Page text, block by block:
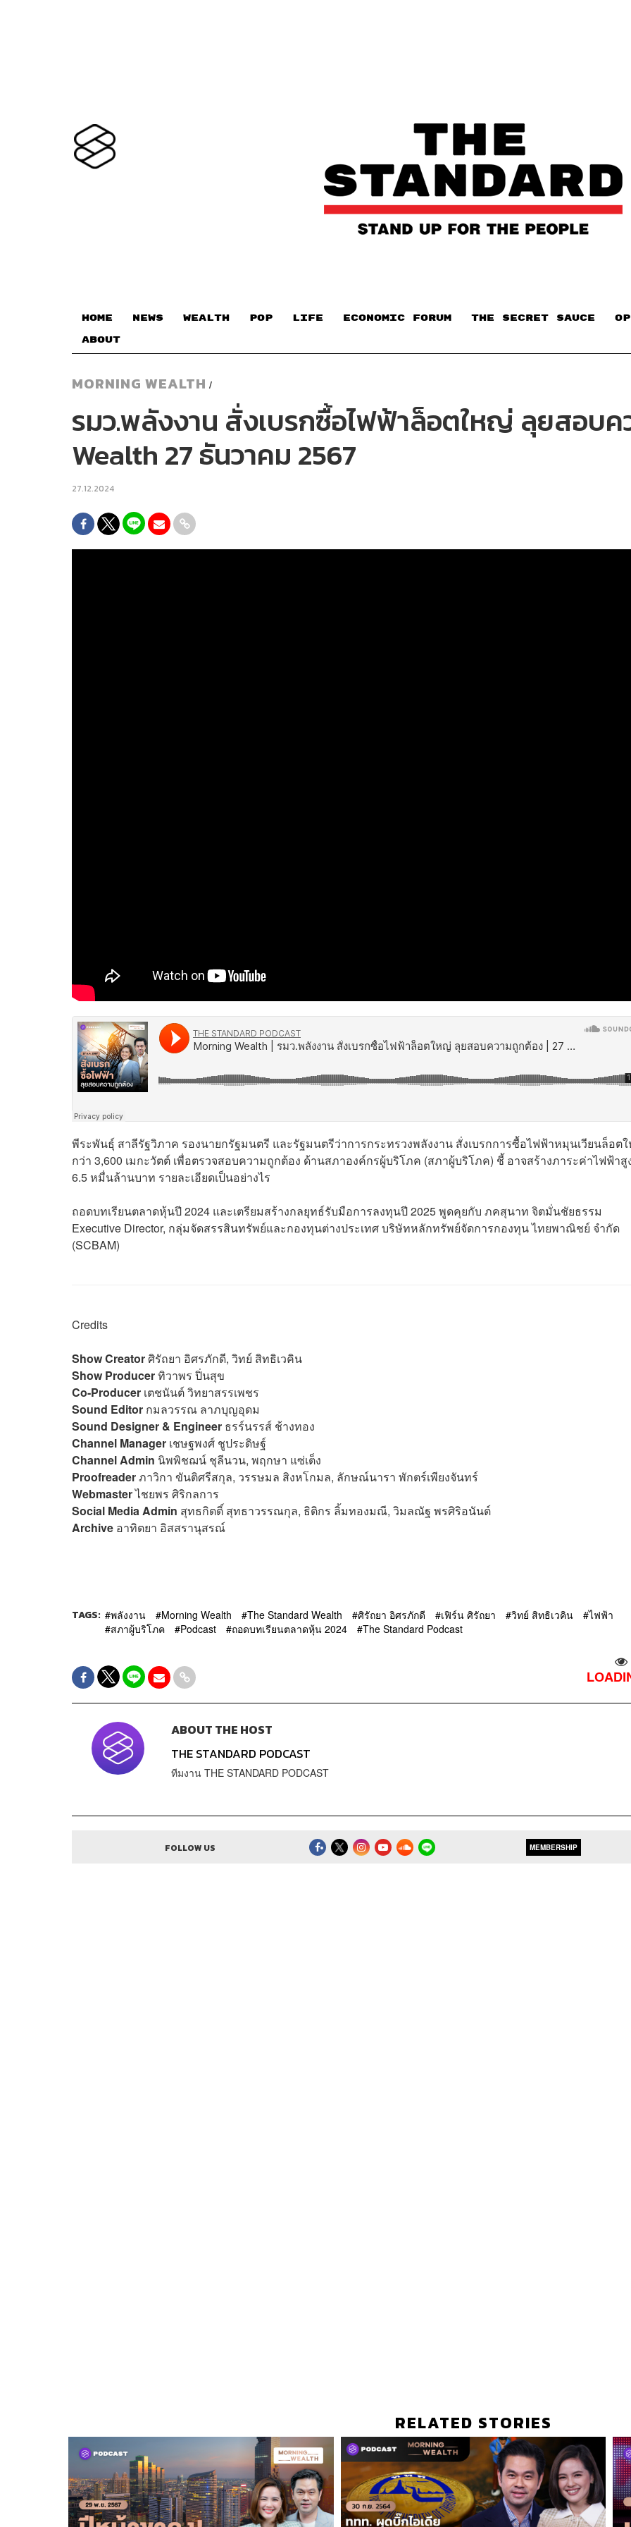
HOME NEWS WEALTH POP LIFE ECONOMIC FORUM THE SECRET SAUCE​
ABOUT
MORNING WEALTH /
รมว.พลังงาน สั่งเบรกซื้อไฟฟ้าล็อตใหญ่ ลุยสอบ
Wealth 27 ธันวาคม 2567
27.12.2024
พีระพันธุ์ สาลีรัฐวิภาค รองนายกรัฐมนตรี และรัฐมนตรีว่าการกระทรวงพลังงาน สั่งเบรกการซื้อไฟฟ้าหมุนเวียนล็อต
กว่า 3,600 เมกะวัตต์ เพื่อตรวจสอบความถูกต้อง ด้านสภาองค์กรผู้บริโภค (สภาผู้บริโภค) ชี้ อาจสร้างภาระค่าไฟฟ้าสู
6.5 หมื่นล้านบาท รายละเอียดเป็นอย่างไร
ถอดบทเรียนตลาดหุ้นปี 2024 และเตรียมสร้างกลยุทธ์รับมือการลงทุนปี 2025 พูดคุยกับ ภคสุนาท จิตมั่นชัยธรรม
Executive Director, กลุ่มจัดสรรสินทรัพย์และกองทุนต่างประเทศ บริษัทหลักทรัพย์จัดการกองทุน ไทยพาณิชย์ จำกัด
(SCBAM)
Credits
Show Creatorศิรัถยา อิศรภักดี, วิทย์ สิทธิเวคิน
Show Producerทิวาพร ปิ่นสุข
Co-Producer เตชนันต์ วิทยาสรรเพชร
Sound Editor กมลวรรณ ลาภบุญอุดม
Sound Designer & Engineer ธรร์นรรส์ ช้างทอง
Channel Manager เชษฐพงศ์ ชูประดิษฐ์
Channel Admin นิพพิชฌน์ ชุลีนวน, พฤกษา แซ่เต็ง
Proofreaderภาวิกา ขันติศรีสกุล, วรรษมล สิงหโกมล, ลักษณ์นารา พักตร์เพียงจันทร์
Webmasterไชยพร ศิริกลการ
Social Media Admin สุทธกิตติ์​ สุทธาวรรณกุล, ธิติกร ลิ้มทองมณี, วิมลณัฐ พรศิริอนันต์
Archive อาทิตยา อิสสรานุสรณ์
TAGS: พลังงาน Morning Wealth The Standard Wealth ศิรัถยา อิศรภักดี เฟิร์น ศิรัถยา วิทย์ สิทธิเวคิน
ไฟฟ้า
สภาผู้บริโภค
Podcast ถอดบทเรียนตลาดหุ้น 2024 The Standard Podcast
ABOUT THE HOST
THE STANDARD PODCAST
ทีมงาน THE STANDARD PODCAST
FOLLOW US MEMBERSHIP
RELATED STORIES